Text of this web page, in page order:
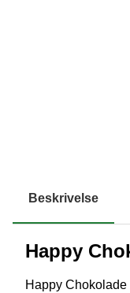
Beskrivelse
Happy
Happy